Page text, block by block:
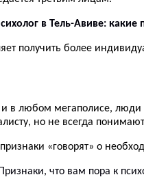
в Тель-Авиве: какие
получить более
в любом мегаполисе,
но не всегда
«говорят» о
что вам пора к